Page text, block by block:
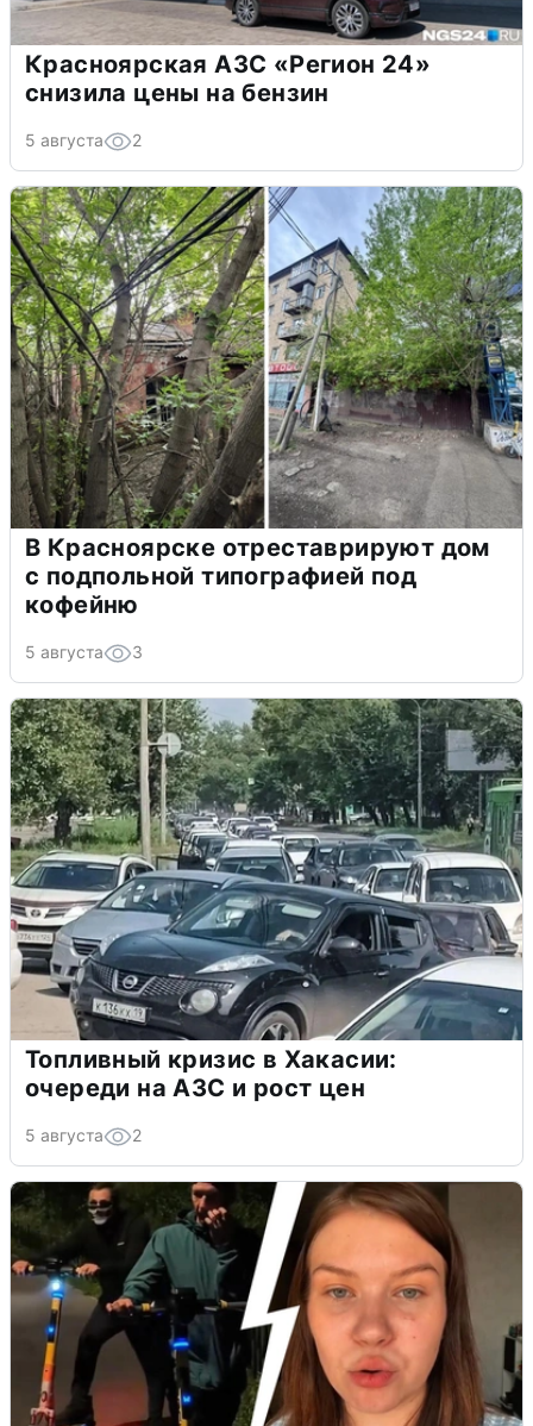
Красноярская АЗС «Регион 24»
снизила цены на бензин
5 августа 2
В Красноярске отреставрируют дом
с подпольной типографией под
кофейню
5 августа 3
Топливный кризис в Хакасии:
очереди на АЗС и рост цен
5 августа 2